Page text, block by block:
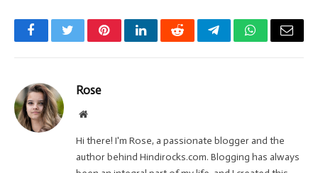
FacebookTwitterPinterestLinkedInRedditTelegramWhatsApp
Email
Rose
Website
Hi there! I'm Rose, a passionate blogger and the
author behind Hindirocks.com. Blogging has always